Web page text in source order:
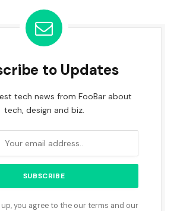
to Updates
tech news from FooBar about
tech, design and biz.
you agree to the our terms and our